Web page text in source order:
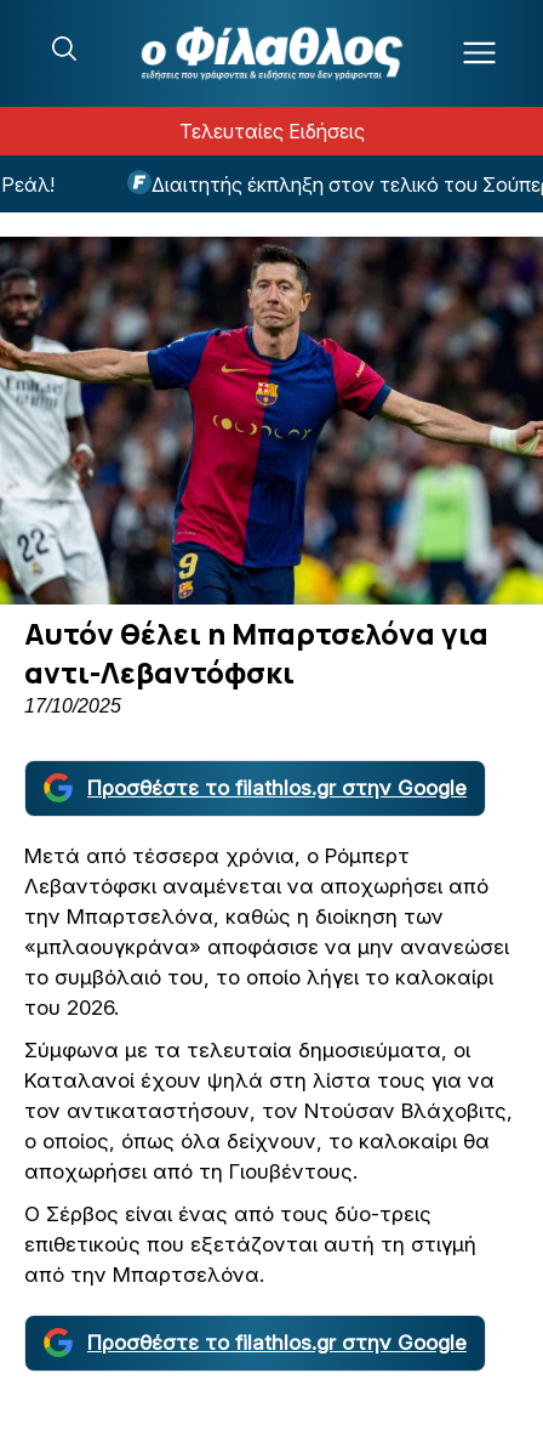
Τελευταίες Ειδήσεις
Διαιτητής έκπληξη στον τελικό του
Αυτόν θέλει η Μπαρτσελόνα για
αντι-Λεβαντόφσκι
17/10/2025
Προσθέστε το filathlos.gr στην Google
Μετά από τέσσερα χρόνια, ο Ρόμπερτ
Λεβαντόφσκι αναμένεται να αποχωρήσει από
την Μπαρτσελόνα, καθώς η διοίκηση των
«μπλαουγκράνα» αποφάσισε να μην ανανεώσει
το συμβόλαιό του, το οποίο λήγει το καλοκαίρι
του 2026.
Σύμφωνα με τα τελευταία δημοσιεύματα, οι
Καταλανοί έχουν ψηλά στη λίστα τους για να
τον αντικαταστήσουν, τον Ντούσαν Βλάχοβιτς,
ο οποίος, όπως όλα δείχνουν, το καλοκαίρι θα
αποχωρήσει από τη Γιουβέντους.
Ο Σέρβος είναι ένας από τους δύο-τρεις
επιθετικούς που εξετάζονται αυτή τη στιγμή
από την Μπαρτσελόνα.
Προσθέστε το filathlos.gr στην Google